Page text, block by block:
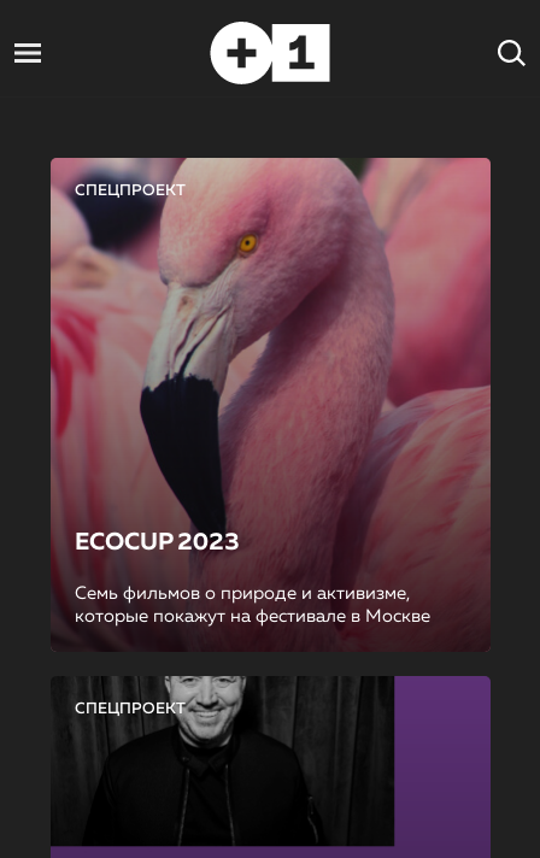
СПЕЦПРОЕКТ
ECOCUP 2023
Семь фильмов о природе и активизме,
которые покажут на фестивале в Москве
СПЕЦПРОЕКТ